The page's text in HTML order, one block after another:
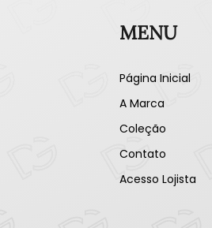
MENU
Página Inicial
A Marca
Coleção
Contato
Acesso Lojista